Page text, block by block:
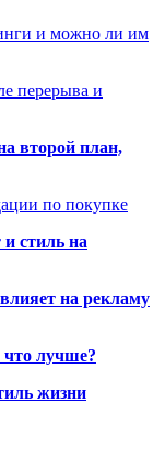
и можно ли им
перерыва и
второй план,
по покупке
стиль на
на рекламу
что лучше?
жизни